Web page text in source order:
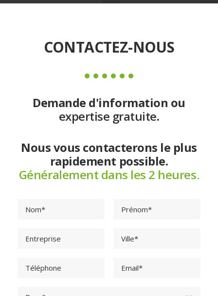
CONTACTEZ-NOUS
Demande d'information ou
expertise gratuite.
Nous vous contacterons le plus
rapidement possible.
Généralement dans les 2 heures.